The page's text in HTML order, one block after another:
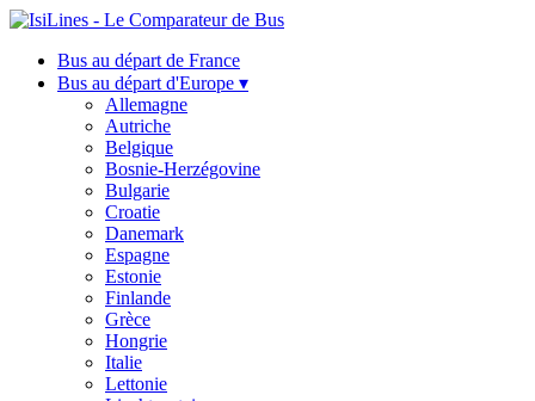
Bus au départ de France
Bus au départ d'Europe ▾
Allemagne
Autriche
Belgique
Bosnie-Herzégovine
Bulgarie
Croatie
Danemark
Espagne
Estonie
Finlande
Grèce
Hongrie
Italie
Lettonie